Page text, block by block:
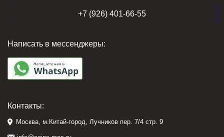
+7 (926) 401-66-55
Написать в мессенджеры:
Контакты:
Москва, м.Китай-город, Лучников пер. 7/4 стр. 9